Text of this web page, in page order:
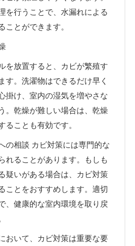
を行うことで、水漏れによる
ことができます。
を放置すると、カビが繁殖す
す。洗濯物はできるだけ早く
掛け、室内の湿気を増やさな
。乾燥が難しい場合は、乾燥
ることも有効です。
の相談 カビ対策には専門的な
れることがあります。もしも
疑いがある場合は、カビ対策
ことをおすすめします。適切
、健康的な室内環境を取り戻
おいて、カビ対策は重要な要